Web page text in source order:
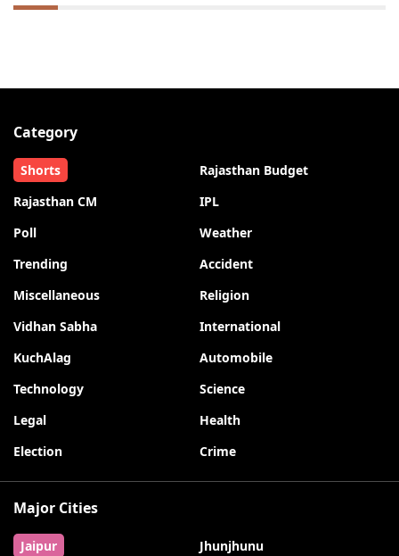
Category
Shorts
Rajasthan Budget
Rajasthan CM
IPL
Poll
Weather
Trending
Accident
Miscellaneous
Religion
Vidhan Sabha
International
KuchAlag
Automobile
Technology
Science
Legal
Health
Election
Crime
Major Cities
Jaipur
Jhunjhunu